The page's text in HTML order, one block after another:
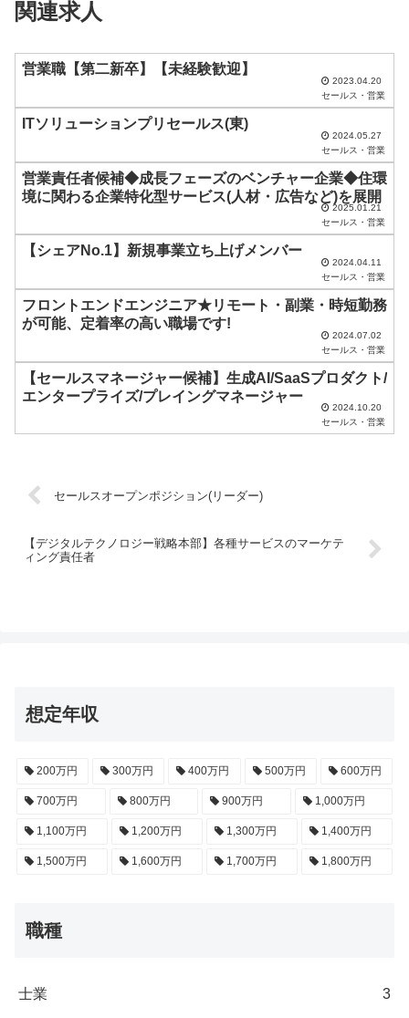
ー
ド
空
ま
ま
く
だ
。
関連求人
営業職【第二新卒】【未経験歓迎】
2023.04.20
セールス・営業
ITソリューションプリセールス(東)
2024.05.27
セールス・営業
営業責任者候補◆成長フェーズのベンチャー企業◆住環
境に関わる企業特化型サービス(人材・広告など)を展開
2025.01.21
セールス・営業
【シェアNo.1】新規事業立ち上げメンバー
2024.04.11
セールス・営業
フロントエンドエンジニア★リモート・副業・時短勤務
が可能、定着率の高い職場です!
2024.07.02
セールス・営業
【セールスマネージャー候補】生成AI/SaaSプロダクト/
エンタープライズ/プレイングマネージャー
2024.10.20
セールス・営業
セールスオープンポジション(リーダー)
【デジタルテクノロジー戦略本部】各種サービスのマーケテ
ィング責任者
想定年収
200万円 300万円 400万円 500万円 600万円
700万円 800万円 900万円 1,000万円
1,100万円 1,200万円 1,300万円 1,400万円
1,500万円 1,600万円 1,700万円 1,800万円
職種
士業 3